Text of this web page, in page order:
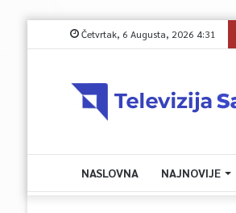
Četvrtak, 6 Augusta, 2026 4:31
NASLOVNA NAJNOVIJE